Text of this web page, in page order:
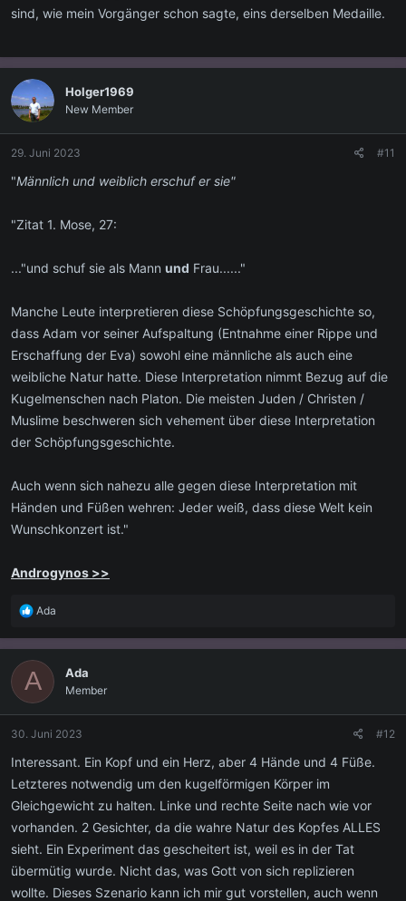
sind, wie mein Vorgänger schon sagte, eins derselben Medaille.
Holger1969
New Member
29. Juni 2023 #11
"Männlich und weiblich erschuf er sie"
"Zitat 1. Mose, 27:
..."und schuf sie als Mann und Frau......"
Manche Leute interpretieren diese Schöpfungsgeschichte so,
dass Adam vor seiner Aufspaltung (Entnahme einer Rippe und
Erschaffung der Eva) sowohl eine männliche als auch eine
weibliche Natur hatte. Diese Interpretation nimmt Bezug auf die
Kugelmenschen nach Platon. Die meisten Juden / Christen /
Muslime beschweren sich vehement über diese Interpretation
der Schöpfungsgeschichte.
Auch wenn sich nahezu alle gegen diese Interpretation mit
Händen und Füßen wehren: Jeder weiß, dass diese Welt kein
Wunschkonzert ist."
Androgynos >>
R
a
k
t
o
e
Ada
A Ada
Member
30. Juni 2023 #12
Interessant. Ein Kopf und ein Herz, aber 4 Hände und 4 Füße.
Letzteres notwendig um den kugelförmigen Körper im
Gleichgewicht zu halten. Linke und rechte Seite nach wie vor
vorhanden. 2 Gesichter, da die wahre Natur des Kopfes ALLES
sieht. Ein Experiment das gescheitert ist, weil es in der Tat
übermütig wurde. Nicht das, was Gott von sich replizieren
wollte. Dieses Szenario kann ich mir gut vorstellen, auch wenn